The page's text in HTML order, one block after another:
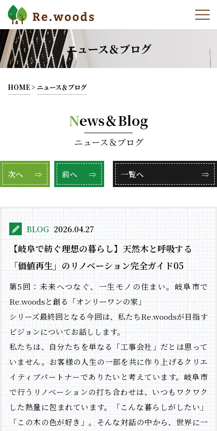
ニュース＆ブログ
HOME> ニュース＆ブログ
News＆Blog
ニュース＆ブログ
次へ ⇒ 前へ ⇒ 一覧へ ⇒
BLOG 2026.04.27
【岐阜で紡ぐ理想の暮らし】天然木と呼吸する
「価値再生」のリノベーション完全ガイド05
第5回：未来へつなぐ、一生モノの住まい。岐阜市で
Re.woodsと創る「オンリーワンの家」
シリーズ最終回となる今回は、私たちRe.woodsが目指す
ビジョンについてお話しします。
私たちは、自分たちを単なる「工事会社」だとは思って
いません。お客様の人生の一部を共に作り上げるクリエ
イティブパートナーでありたいと考えています。岐阜市
で行うリノベーションの打ち合わせは、いつもワクワク
した熱量に包まれています。「こんな暮らしがしたい」
「この木の色が好き」。そんな対話の中から、世界に一